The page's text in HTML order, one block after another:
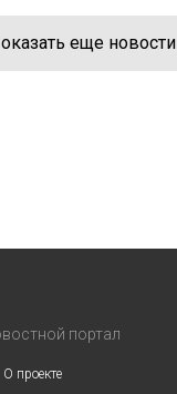
еще новости
портал
О проекте